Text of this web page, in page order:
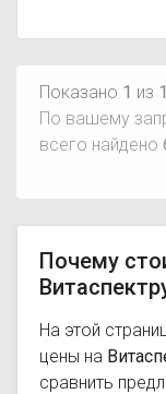
Показано 1 из
По вашему
всего найдено
Почему
На этой
цены на
сравнить